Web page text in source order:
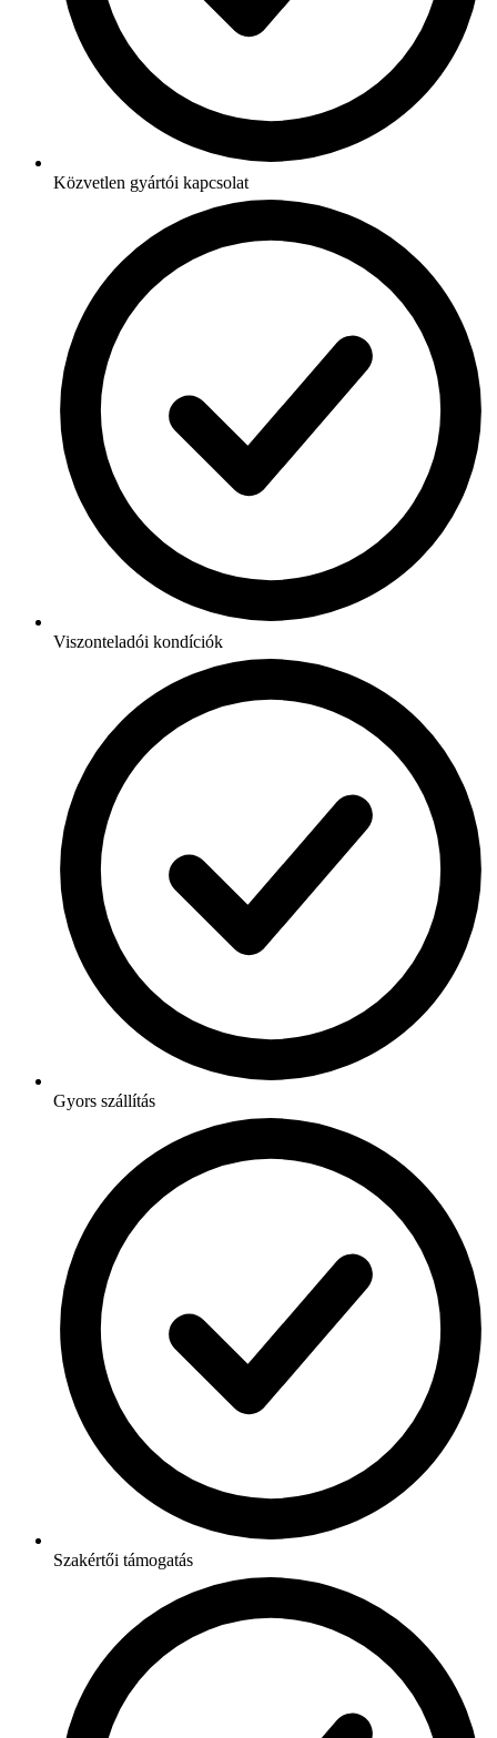
Közvetlen gyártói kapcsolat
Viszonteladói kondíciók
Gyors szállítás
Szakértői támogatás